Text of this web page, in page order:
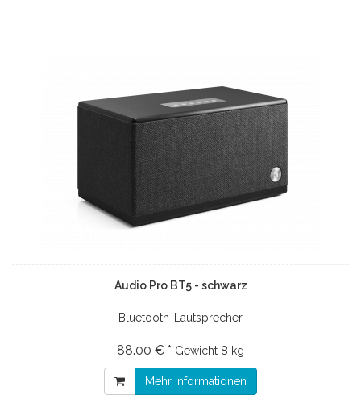
Audio Pro BT5 - schwarz
Bluetooth-Lautsprecher
88.00 € * Gewicht 8 kg
Mehr Informationen